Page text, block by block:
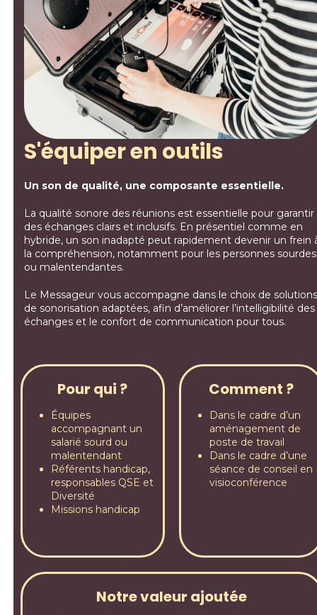
S'équiper en outils
Un son de qualité, une composante essentielle.
La qualité sonore des réunions est essentielle pour garantir
des échanges clairs et inclusifs. En présentiel comme en
hybride, un son inadapté peut rapidement devenir un frein
la compréhension, notamment pour les personnes sourdes
ou malentendantes.
Le Messageur vous accompagne dans le choix de solutions
de sonorisation adaptées, afin d’améliorer l’intelligibilité des
échanges et le confort de communication pour tous.
Pour qui ?
Équipes
accompagnant un
salarié sourd ou
malentendant
Référents handicap,
responsables QSE et
Diversité
Missions handicap
Comment ?
Dans le cadre d’un
aménagement de
poste de travail
Dans le cadre d’une
séance de conseil en
visioconférence
Notre valeur ajoutée